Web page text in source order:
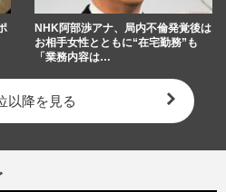
NHK阿部渉アナ、局内不倫発覚後は
お相手女性とともに“在宅勤務”も
「業務内容は…
以降を見る